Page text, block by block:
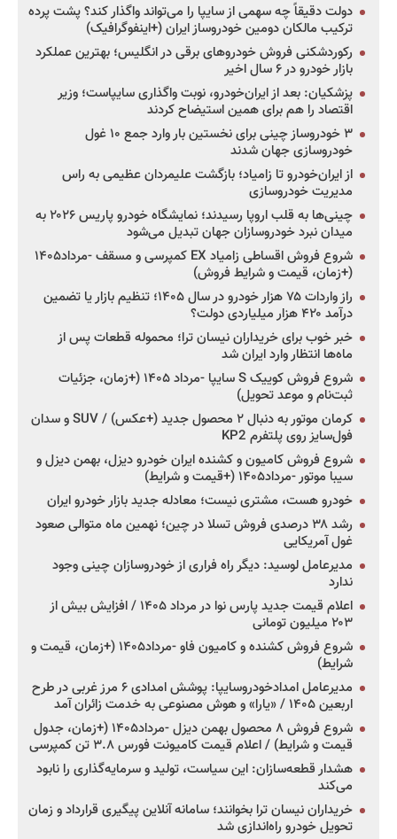
دولت دقیقاً چه سهمی از سایپا را می‌تواند واگذار کند؟ پشت پرده
ترکیب مالکان دومین خودروساز ایران (+اینفوگرافیک)
رکوردشکنی فروش خودروهای برقی در انگلیس؛ بهترین عملکرد
بازار خودرو در ۶ سال اخیر
پزشکیان: بعد از ایران‌خودرو، نوبت واگذاری سایپاست؛ وزیر
اقتصاد را هم برای همین استیضاح کردند
۳ خودروساز چینی برای نخستین بار وارد جمع ۱۰ غول
خودروسازی جهان شدند
از ایران‌خودرو تا زامیاد؛ بازگشت علیمردان عظیمی به راس
مدیریت خودروسازی
چینی‌ها به قلب اروپا رسیدند؛ نمایشگاه خودرو پاریس ۲۰۲۶ به
میدان نبرد خودروسازان جهان تبدیل می‌شود
شروع فروش اقساطی زامیاد EX کمپرسی و مسقف -مرداد۱۴۰۵
(+زمان، قیمت و شرایط فروش)
راز واردات ۷۵ هزار خودرو در سال ۱۴۰۵؛ تنظیم بازار یا تضمین
درآمد ۴۲۰ هزار میلیاردی دولت؟
خبر خوب برای خریداران نیسان ترا؛ محموله قطعات پس از
ماه‌ها انتظار وارد ایران شد
شروع فروش کوییک S سایپا -مرداد ۱۴۰۵ (+زمان، جزئیات
ثبت‌نام و موعد تحویل)
کرمان موتور به دنبال ۲ محصول جدید (+عکس) / SUV و سدان
فول‌سایز روی پلتفرم KP2
شروع فروش کامیون و کشنده ایران خودرو دیزل، بهمن دیزل و
سیبا موتور -مرداد۱۴۰۵ (+قیمت و شرایط)
خودرو هست، مشتری نیست؛ معادله جدید بازار خودرو ایران
رشد ۳۸ درصدی فروش تسلا در چین؛ نهمین ماه متوالی صعود
غول آمریکایی
مدیرعامل لوسید: دیگر راه فراری از خودروسازان چینی وجود
ندارد
اعلام قیمت جدید پارس نوا در مرداد ۱۴۰۵ / افزایش بیش از
۲۰۳ میلیون تومانی
شروع فروش کشنده و کامیون فاو -مرداد۱۴۰۵ (+زمان، قیمت و
شرایط)
مدیرعامل امدادخودروسایپا: پوشش امدادی ۶ مرز غربی در طرح
اربعین ۱۴۰۵ / «یارا» و هوش مصنوعی به خدمت زائران آمد
شروع فروش ۸ محصول بهمن دیزل -مرداد۱۴۰۵ (+زمان، جدول
قیمت و شرایط) / اعلام قیمت کامیونت فورس ۳.۸ تن کمپرسی
هشدار قطعه‌سازان: این سیاست، تولید و سرمایه‌گذاری را نابود
می‌کند
خریداران نیسان ترا بخوانند؛ سامانه آنلاین پیگیری قرارداد و زمان
تحویل خودرو راه‌اندازی شد